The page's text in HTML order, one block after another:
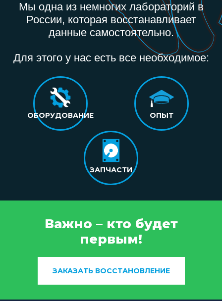
Мы одна из немногих лабораторий в
России, которая восстанавливает
данные самостоятельно.
Для этого у нас есть все необходимое:
ОБОРУДОВАНИЕ ОПЫТ
ЗАПЧАСТИ
Важно – кто будет
первым!
ЗАКАЗАТЬ ВОССТАНОВЛЕНИЕ